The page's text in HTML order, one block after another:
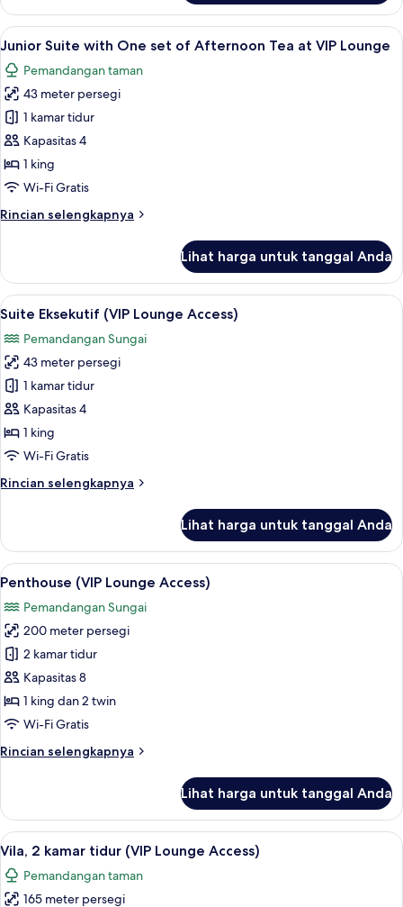
VIP
Lounge
Deluxe
Garden
with
set
of
Afternoon
Tea
at
VIP
Lounge
Lihat
semua
foto
untuk
Junior
Suite
with
One
of
at
VIP
Lounge
Junior Suite with One set of
5
Junior Suite with One set of Afternoon Tea at VIP Lounge
Pemandangan taman
43 meter persegi
1 kamar tidur
Kapasitas 4
1 king
Wi-Fi Gratis
Rincian selengkapnya
Rincian
Junior
Suite
with
set
of
Afternoon
Tea
at
VIP
Lounge
Lihat harga untuk tanggal Anda
Lihat
semua
foto
untuk
Suite
Eksekutif
(VIP
Lounge
Minibar, brankas, meja kerja, dan
9
Suite Eksekutif (VIP Lounge Access)
Pemandangan Sungai
43 meter persegi
1 kamar tidur
Kapasitas 4
1 king
Wi-Fi Gratis
Rincian selengkapnya
Rincian
Suite
Eksekutif
(VIP
Access)
Lihat harga untuk tanggal Anda
Lihat
semua
foto
untuk
Penthouse
(VIP
Lounge
Access)
Penthouse (VIP Lounge Access) |
9
Penthouse (VIP Lounge Access)
Pemandangan Sungai
200 meter persegi
2 kamar tidur
Kapasitas 8
1 king dan 2 twin
Wi-Fi Gratis
Rincian selengkapnya
Rincian
Penthouse
(VIP
Lounge
Lihat harga untuk tanggal Anda
Lihat
semua
foto
untuk
Vila, 2 kamar tidur (VIP Lounge
10
Vila, 2 kamar tidur (VIP Lounge Access)
Pemandangan taman
165 meter persegi